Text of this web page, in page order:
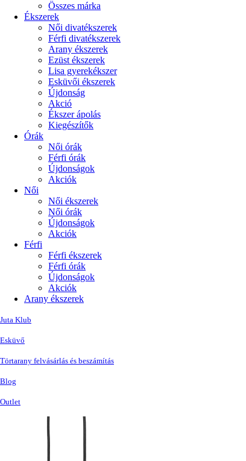
Összes márka
Ékszerek
Női divatékszerek
Férfi divatékszerek
Arany ékszerek
Ezüst ékszerek
Lisa gyerekékszer
Esküvői ékszerek
Újdonság
Akció
Ékszer ápolás
Kiegészítők
Órák
Női órák
Férfi órák
Újdonságok
Akciók
Női
Női ékszerek
Női órák
Újdonságok
Akciók
Férfi
Férfi ékszerek
Férfi órák
Újdonságok
Akciók
Arany ékszerek
Juta Klub
Esküvő
Törtarany felvásárlás és beszámítás
Blog
Outlet